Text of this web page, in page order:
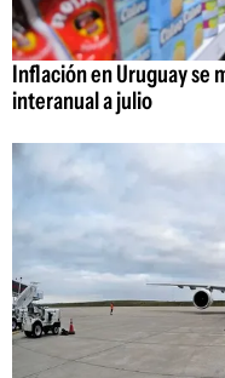
Inflación en Uruguay se
interanual a julio